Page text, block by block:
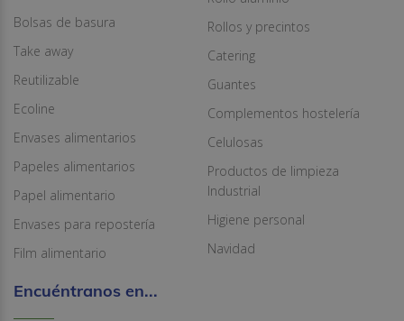
Bolsas de basura
Take away
Reutilizable
Ecoline
Envases alimentarios
Papeles alimentarios
Papel alimentario
Envases para repostería
Film alimentario
Rollos y precintos
Catering
Guantes
Complementos hostelería
Celulosas
Productos de limpieza
Industrial
Higiene personal
Navidad
Encuéntranos en...